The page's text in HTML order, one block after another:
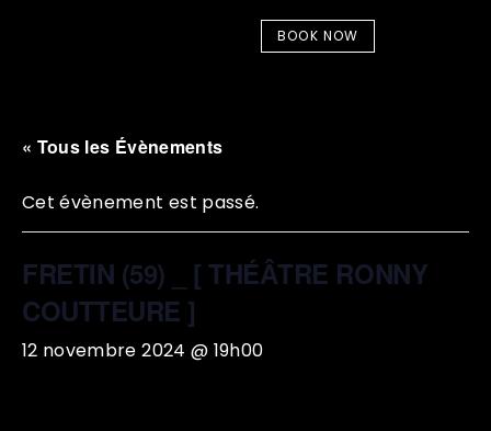
BOOK NOW
« Tous les Évènements
Cet évènement est passé.
FRETIN (59) _ [ THÉÂTRE RONNY
COUTTEURE ]
12 novembre 2024 @ 19h00